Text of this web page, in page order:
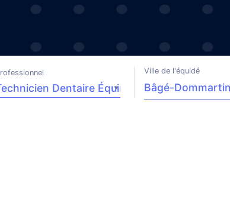
Ville de l'équidé